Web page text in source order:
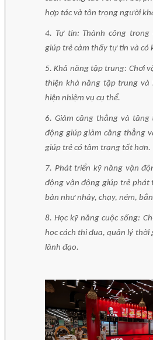
hợp tác và tôn trọng người
4. Tự tin: Thành công
giúp trẻ cảm thấy tự tin và có
5. Khả năng tập trung: Chơi
thiện khả năng tập trung và
hiện nhiệm vụ cụ thể.
6. Giảm căng thẳng và
động giúp giảm căng thẳng
giúp trẻ có tâm trạng tốt hơn.
7. Phát triển kỹ năng vận
động vận động giúp trẻ phát
bản như nhảy, chạy, ném,
8. Học kỹ năng cuộc sống:
học cách thi đua, quản lý
lãnh đạo.